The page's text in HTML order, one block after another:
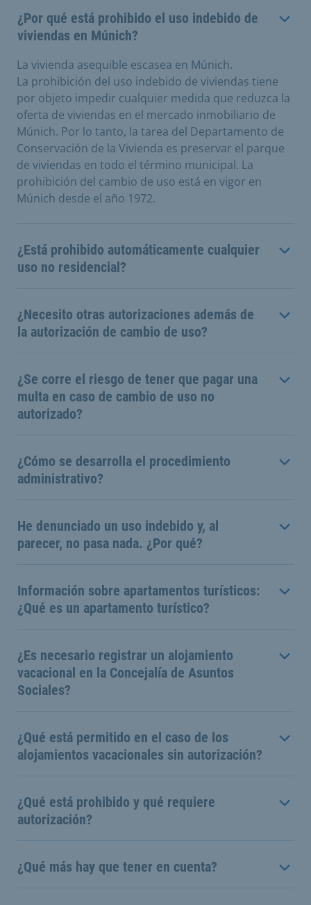
¿Por qué está prohibido el uso indebido de
viviendas en Múnich?
La vivienda asequible escasea en Múnich.
La prohibición del uso indebido de viviendas tiene
por objeto impedir cualquier medida que reduzca la
oferta de viviendas en el mercado inmobiliario de
Múnich. Por lo tanto, la tarea del Departamento de
Conservación de la Vivienda es preservar el parque
de viviendas en todo el término municipal. La
prohibición del cambio de uso está en vigor en
Múnich desde el año 1972.
¿Está prohibido automáticamente cualquier
uso no residencial?
¿Necesito otras autorizaciones además de
la autorización de cambio de uso?
¿Se corre el riesgo de tener que pagar una
multa en caso de cambio de uso no
autorizado?
¿Cómo se desarrolla el procedimiento
administrativo?
He denunciado un uso indebido y, al
parecer, no pasa nada. ¿Por qué?
Información sobre apartamentos turísticos:
¿Qué es un apartamento turístico?
¿Es necesario registrar un alojamiento
vacacional en la Concejalía de Asuntos
Sociales?
¿Qué está permitido en el caso de los
alojamientos vacacionales sin autorización?
¿Qué está prohibido y qué requiere
autorización?
¿Qué más hay que tener en cuenta?